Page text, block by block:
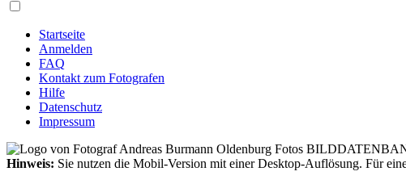
Startseite
Anmelden
FAQ
Kontakt zum Fotografen
Hilfe
Datenschutz
Impressum
Hinweis: Sie nutzen die Mobil-Version mit einer Desktop-Auflösung. Für